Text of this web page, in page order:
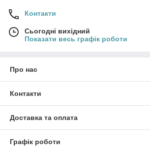
Контакти
Сьогодні вихідний
Показати весь графік роботи
Про нас
Контакти
Доставка та оплата
Графік роботи